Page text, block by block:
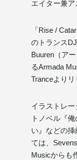
エイター兼ア
「Rise /
のトランス
Buuren（ア
るArmada
Tranceよりリ
イラストレ
トノベル『
い』などの
ては、
Musicからも